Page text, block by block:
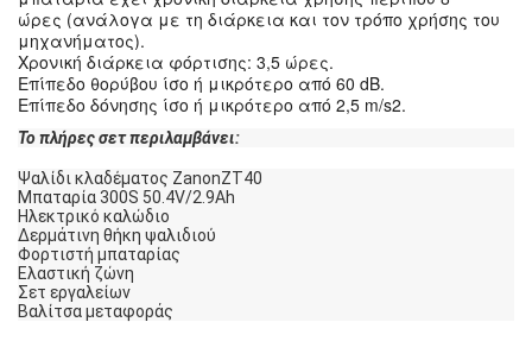
ώρες (ανάλογα με τη διάρκεια και τον τρόπο χρήσης του
μηχανήματος).
Χρονική διάρκεια φόρτισης: 3,5 ώρες.
Επίπεδο θορύβου ίσο ή μικρότερο από 60 dB.
Επίπεδο δόνησης ίσο ή μικρότερο από 2,5 m/s2.
Το πλήρες σετ περιλαμβάνει:
Ψαλίδι κλαδέματος ZanonZT40
Μπαταρία 300S 50.4V/2.9Ah
Ηλεκτρικό καλώδιο
Δερμάτινη θήκη ψαλιδιού
Φορτιστή μπαταρίας
Ελαστική ζώνη
Σετ εργαλείων
Βαλίτσα μεταφοράς